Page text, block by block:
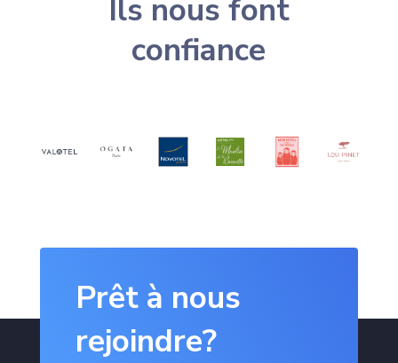
Ils nous font
confiance
Prêt à nous
rejoindre?